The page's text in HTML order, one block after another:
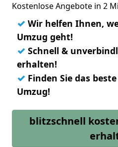
Kostenlose Angebote in 2
✓ Wir helfen Ihnen,
Umzug geht!
✓ Schnell &
erhalten!
✓ Finden Sie das
Umzug!
blitzschnell